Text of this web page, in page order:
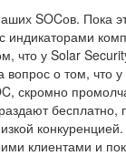
SOCов. Пока
что у Solar
о том, что
скромно
бесплатно,
клиентами и